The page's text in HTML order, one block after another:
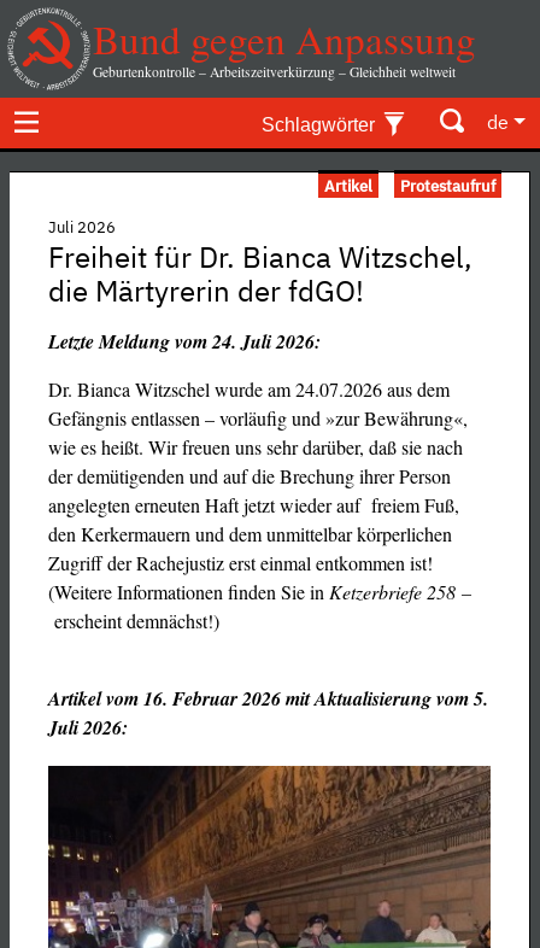
Bund gegen Anpassung
Geburtenkontrolle – Arbeitszeitverkürzung – Gleichheit weltweit
Schlagwörter de
Artikel Protestaufruf
Juli 2026
Freiheit für Dr. Bianca Witzschel,
die Märtyrerin der fdGO!
Letzte Meldung vom 24. Juli 2026:
Dr. Bianca Witzschel wurde am 24.07.2026 aus dem
Gefängnis entlassen – vorläufig und »zur Bewährung«,
wie es heißt. Wir freuen uns sehr darüber, daß sie nach
der demütigenden und auf die Brechung ihrer Person
angelegten erneuten Haft jetzt wieder auf freiem Fuß,
den Kerkermauern und dem unmittelbar körperlichen
Zugriff der Rachejustiz erst einmal entkommen ist!
(Weitere Informationen finden Sie inKetzerbriefe 258 –
erscheint demnächst!)
Artikel vom 16. Februar 2026 mit Aktualisierung vom 5.
Juli 2026: